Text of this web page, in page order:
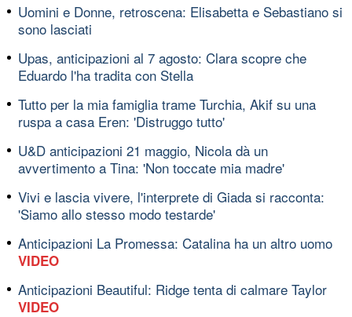
Uomini e Donne, retroscena: Elisabetta e Sebastiano si
sono lasciati
Upas, anticipazioni al 7 agosto: Clara scopre che
Eduardo l'ha tradita con Stella
Tutto per la mia famiglia trame Turchia, Akif su una
ruspa a casa Eren: 'Distruggo tutto'
U&D anticipazioni 21 maggio, Nicola dà un
avvertimento a Tina: 'Non toccate mia madre'
Vivi e lascia vivere, l'interprete di Giada si racconta:
'Siamo allo stesso modo testarde'
Anticipazioni La Promessa: Catalina ha un altro uomo
VIDEO
Anticipazioni Beautiful: Ridge tenta di calmare Taylor
VIDEO